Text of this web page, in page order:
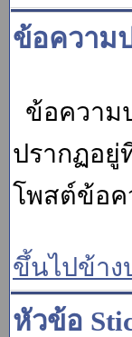
ข้อความ
ข้อความ
ปรากฏอยู่
โพสต์ข้อค
ขึ้นไปข้าง
หัวข้อ